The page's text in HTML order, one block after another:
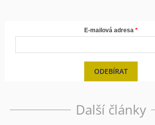
E-mailová adresa
ODEBÍRAT
Další články